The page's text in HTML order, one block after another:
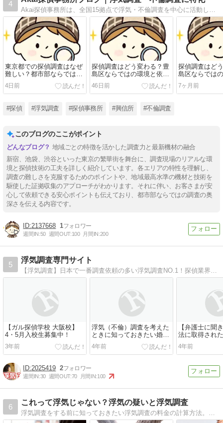
4
東京都での探偵調査はなぜ
難しい？都市部ならではの
特徴と依頼時のポイント
4日前
探偵調査はどう変わる？豊
島区ならではの環境と依頼
時のポイント
46日前
探偵調査はど
島区ならでは
時のポイント
7ヶ月前
#探偵 #浮気調査 #探偵事務所 #興信所 #不倫調査
このブログのここがポイント
地域ごとの特徴を活かした調査力と最新機材の融合
新宿、池袋、渋谷といった東京の繁華街を舞台に、調査現場のリアルな環
境と探偵技術の工夫を詳しく紹介しています。各エリアの特性を理解し、
調査の難しさを克服するためのポイントや、地域最高水準の機材と技術を
駆使した証拠収集のアプローチがわかります。それに伴い、お客さまが安
心して依頼できる安心ポイントも伝えており、都市部ならではの調査の奥
深さを伝える内容です。
2137668 1
週間IN:50 週間OUT:100 月間IN:200
5
浮気調査専門サイト
【ガル探偵学校 大阪校】
4・5月入校生募集中！
3年前
浮気（不倫）調査を考えた
ときに知っておきたい婚姻
費用（婚費）の計算方法に
ついてまとめてみました。
4年前
【弁護士に聞
法に取得され
気を証明する
すか？
4年前
2025419 2
週間IN:30 週間OUT:70 月間IN:100
6
これって浮気じゃない？浮気の疑いと浮気調査